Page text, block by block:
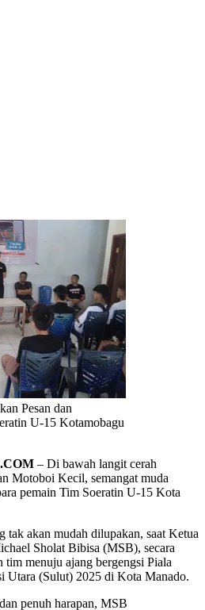
Pesan dan
U-15 Kotamobagu
– Di bawah langit cerah
Motoboi Kecil, semangat muda
pemain Tim Soeratin U-15 Kota
tak akan mudah dilupakan, saat Ketua
Sholat Bibisa (MSB), secara
tim menuju ajang bergengsi Piala
Utara (Sulut) 2025 di Kota Manado.
penuh harapan, MSB